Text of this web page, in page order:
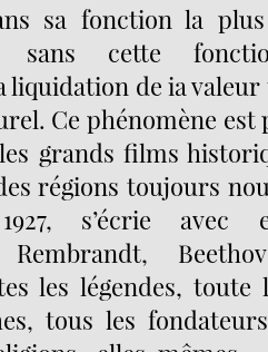
sa fonction la
sans cette
liquidation de ia
Ce phénomène
grands films
régions toujours
s’écrie avec
Rembrandt,
les légendes,
tous les